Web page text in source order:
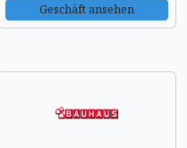
Geschäft ansehen